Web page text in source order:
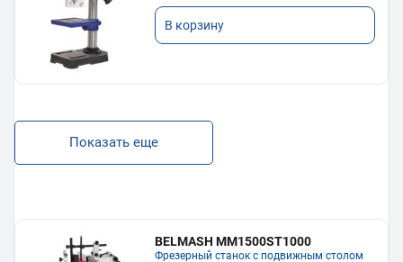
В корзину
Показать еще
BELMASH MM1500ST1000
Фрезерный станок с подвижным столом